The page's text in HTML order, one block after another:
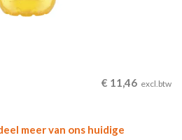
€ 11,46 excl.btw
meer van ons huidige